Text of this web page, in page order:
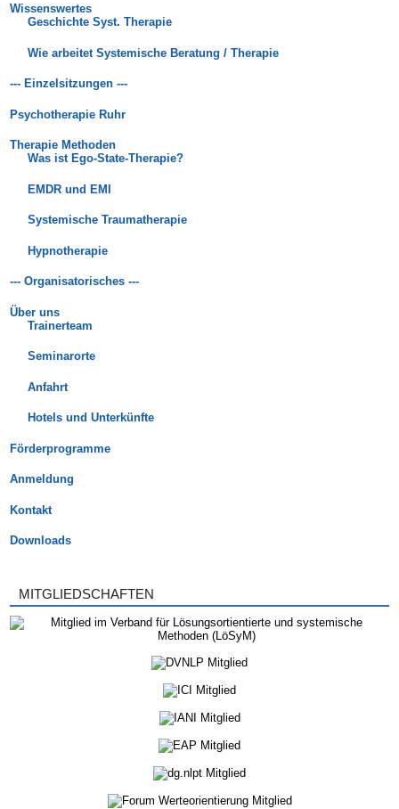
Wissenswertes
Geschichte Syst. Therapie
Wie arbeitet Systemische Beratung / Therapie
--- Einzelsitzungen ---
Psychotherapie Ruhr
Therapie Methoden
Was ist Ego-State-Therapie?
EMDR und EMI
Systemische Traumatherapie
Hypnotherapie
--- Organisatorisches ---
Über uns
Trainerteam
Seminarorte
Anfahrt
Hotels und Unterkünfte
Förderprogramme
Anmeldung
Kontakt
Downloads
MITGLIEDSCHAFTEN